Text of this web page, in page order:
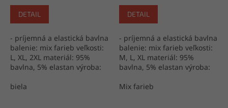
DETAIL
- príjemná a elastická bavlna
balenie: mix farieb veľkosti:
L, XL, 2XL materiál: 95%
bavlna, 5% elastan výroba:
biela
DETAIL
- príjemná a elastická bavlna
balenie: mix farieb veľkosti:
M, L, XL materiál: 95%
bavlna, 5% elastan výroba:
Mix farieb